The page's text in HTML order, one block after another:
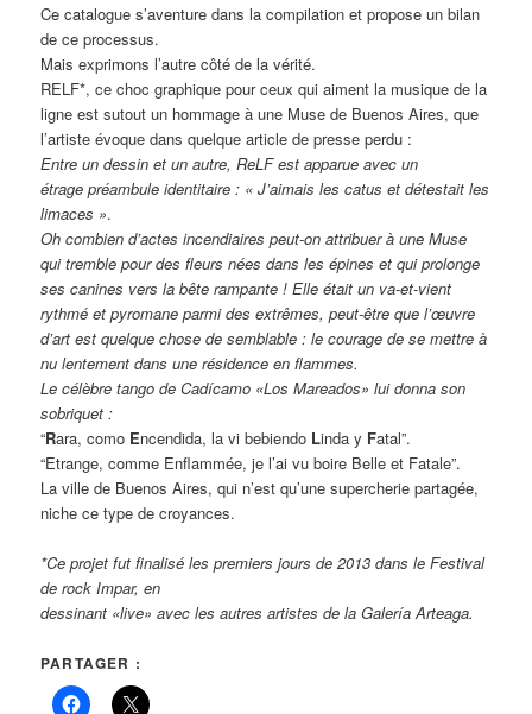
Ce catalogue s’aventure dans la compilation et propose un bilan
de ce processus.
Mais exprimons l’autre côté de la vérité.
RELF*, ce choc graphique pour ceux qui aiment la musique de la
ligne est sutout un hommage à une Muse de Buenos Aires, que
l’artiste évoque dans quelque article de presse perdu :
Entre un dessin et un autre, ReLF est apparue avec un
étrage préambule identitaire : « J’aimais les catus et détestait les
limaces ».
Oh combien d’actes incendiaires peut-on attribuer à une Muse
qui tremble pour des fleurs nées dans les épines et qui prolonge
ses canines vers la bête rampante ! Elle était un va-et-vient
rythmé et pyromane parmi des extrêmes, peut-être que l’œuvre
d’art est quelque chose de semblable : le courage de se mettre à
nu lentement dans une résidence en flammes.
Le célèbre tango de Cadícamo «Los Mareados» lui donna son
sobriquet :
“Rara, como Encendida, la vi bebiendo Linda y Fatal”.
“Etrange, comme Enflammée, je l’ai vu boire Belle et Fatale”.
La ville de Buenos Aires, qui n’est qu’une supercherie partagée,
niche ce type de croyances.
*Ce projet fut finalisé les premiers jours de 2013 dans le Festival
de rock Impar, en
dessinant «live» avec les autres artistes de la Galería Arteaga.
PARTAGER :